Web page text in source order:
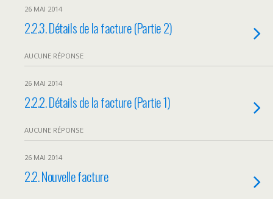
26 MAI 2014
2.2.3. Détails de la facture (Partie 2)
AUCUNE RÉPONSE
26 MAI 2014
2.2.2. Détails de la facture (Partie 1)
AUCUNE RÉPONSE
26 MAI 2014
2.2. Nouvelle facture